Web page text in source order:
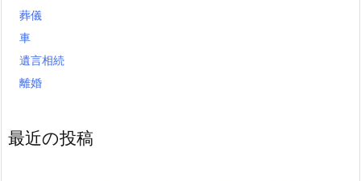
葬儀
車
遺言相続
離婚
最近の投稿